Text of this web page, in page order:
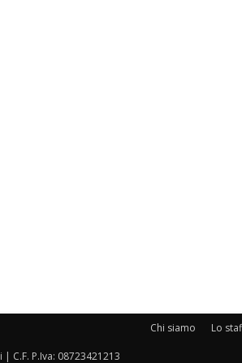
Chi siamo Lo
C.F. P.Iva: 08723421213